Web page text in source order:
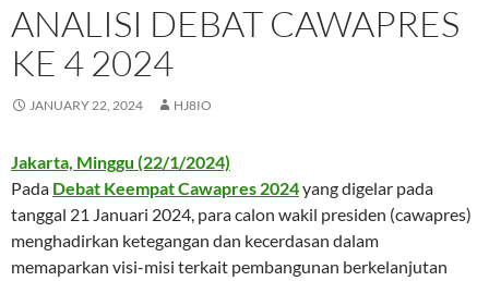
ANALISI DEBAT CAWAPRES
KE 4 2024
JANUARY 22, 2024 HJ8IO
Jakarta, Minggu (22/1/2024)
Pada Debat Keempat Cawapres 2024yang digelar pada
tanggal 21 Januari 2024, para calon wakil presiden (cawapres)
menghadirkan ketegangan dan kecerdasan dalam
memaparkan visi-misi terkait pembangunan berkelanjutan